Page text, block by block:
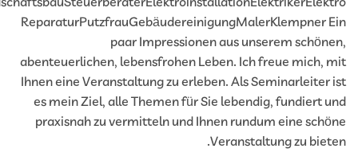
ReparaturPutzfrauGebäudereinigungMalerKlempner
paar Impressionen aus unserem
abenteuerlichen, lebensfrohen Leben. Ich freue mich,
Ihnen eine Veranstaltung zu erleben. Als
es mein Ziel, alle Themen für Sie lebendig, fundiert
praxisnah zu vermitteln und Ihnen rundum eine
Veranstaltung zu